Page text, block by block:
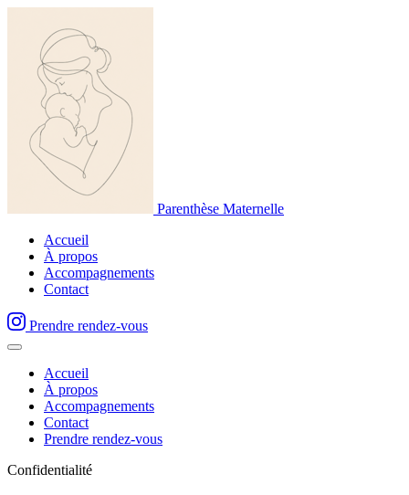
Parenthèse Maternelle
Accueil
À propos
Accompagnements
Contact
Prendre rendez-vous
Accueil
À propos
Accompagnements
Contact
Prendre rendez-vous
Confidentialité